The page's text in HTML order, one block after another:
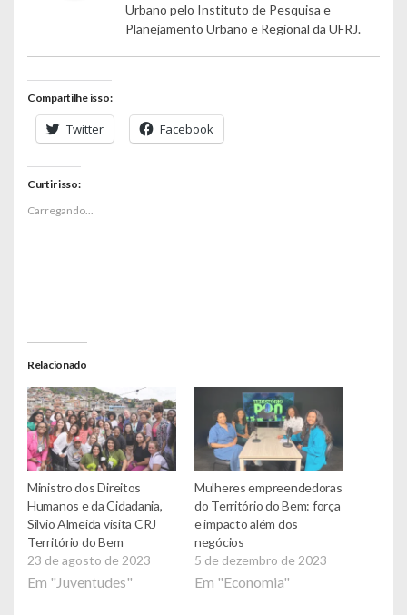
Urbano pelo Instituto de Pesquisa e
Planejamento Urbano e Regional da UFRJ.
Compartilhe isso:
Twitter Facebook
Curtir isso:
Carregando...
Relacionado
Ministro dos Direitos
Humanos e da Cidadania,
Silvio Almeida visita CRJ
Território do Bem
23 de agosto de 2023
Em "Juventudes"
Mulheres empreendedoras
do Território do Bem: força
e impacto além dos
negócios
5 de dezembro de 2023
Em "Economia"